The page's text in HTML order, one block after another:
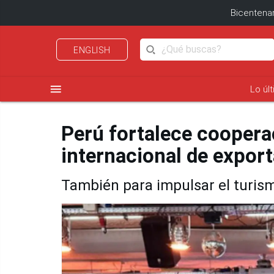
ENGLISH
menu Lo
Perú fortalece
internacional de
También para impulsar el